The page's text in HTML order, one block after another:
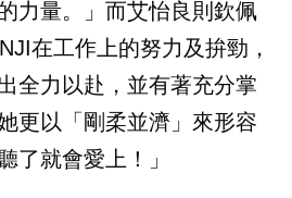
力量。」而艾怡良則欽佩
在工作上的努力及拚勁，
全力以赴，並有著充分掌
更以「剛柔並濟」來形容
了就會愛上！」